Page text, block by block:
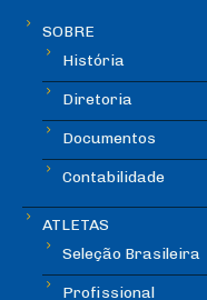
SOBRE
História
Diretoria
Documentos
Contabilidade
ATLETAS
Seleção Brasileira
Profissional